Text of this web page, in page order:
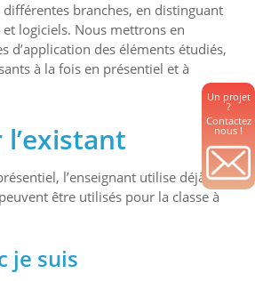
Un projet
?
Contactez
nous !
branches, en distinguant
logiciels. Nous mettrons en
d’application des éléments étudiés,
à la fois en présentiel et à
l’enseignant utilise déjà de
être utilisés pour la classe à
je suis